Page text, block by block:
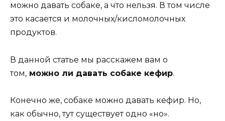
можно давать собаке, а что нельзя. В том числе
это касается и молочных/кисломолочных
продуктов.
В данной статье мы расскажем вам о
том, можно ли давать собаке кефир.
Конечно же, собаке можно давать кефир. Но,
как обычно, тут существует одно «но».